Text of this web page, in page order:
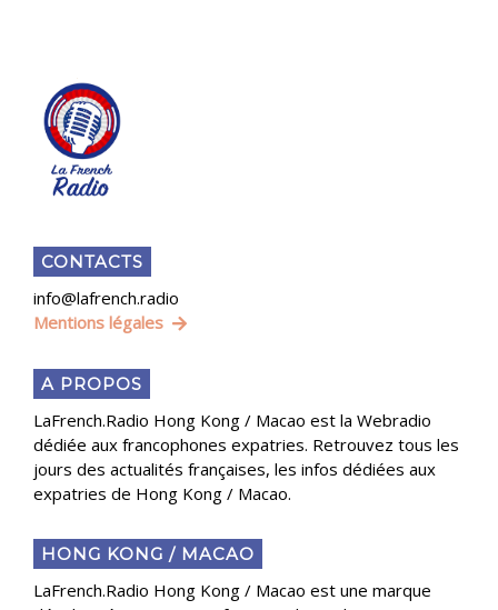
CONTACTS
info@lafrench.radio
Mentions légales
A PROPOS
LaFrench.Radio Hong Kong / Macao est la Webradio
dédiée aux francophones expatries. Retrouvez tous les
jours des actualités françaises, les infos dédiées aux
expatries de Hong Kong / Macao.
HONG KONG / MACAO
LaFrench.Radio Hong Kong / Macao est une marque